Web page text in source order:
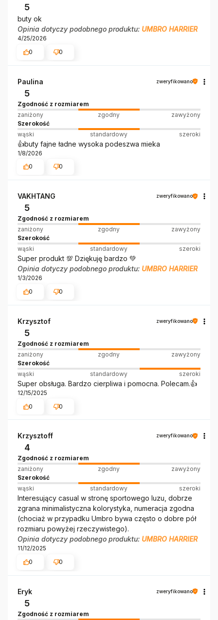
5
buty ok
Opinia dotyczy podobnego produktu: UMBRO HARRIER
4/25/2026
0
0
Paulina zweryfikowano
5
Zgodność z rozmiarem
zaniżony
zgodny
zawyżony
Szerokość
wąski
standardowy szeroki
👍️buty fajne ładne wysoka podeszwa mieka
1/8/2026
0
0
VAKHTANG zweryfikowano
5
Zgodność z rozmiarem
zaniżony
zgodny
zawyżony
Szerokość
wąski
standardowy szeroki
Super produkt 💯 Dziękuję bardzo 💚
Opinia dotyczy podobnego produktu: UMBRO HARRIER
1/3/2026
0
0
Krzysztof zweryfikowano
5
Zgodność z rozmiarem
zaniżony
zgodny
zawyżony
Szerokość
wąski
standardowy szeroki
Super obsługa. Bardzo cierpliwa i pomocna. Polecam.👍️
12/15/2025
0
0
Krzysztoff zweryfikowano
4
Zgodność z rozmiarem
zaniżony
zgodny
zawyżony
Szerokość
wąski
standardowy szeroki
Interesujący casual w stronę sportowego luzu, dobrze
zgrana minimalistyczna kolorystyka, numeracja zgodna
(chociaż w przypadku Umbro bywa często o dobre pół
rozmiaru powyżej rzeczywistego).
Opinia dotyczy podobnego produktu: UMBRO HARRIER
11/12/2025
0
0
Eryk zweryfikowano
5
Zgodność z rozmiarem